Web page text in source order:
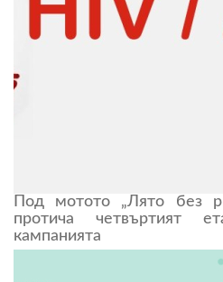
Под мотото „Лято без
протича четвъртият
кампанията